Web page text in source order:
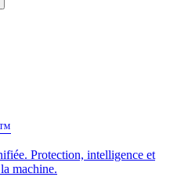
Protection, intelligence et
machine.